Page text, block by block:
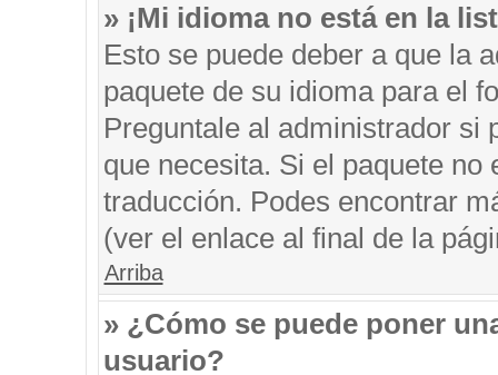
» ¡Mi idioma no está en la
Esto se puede deber a que la
paquete de su idioma para el
Preguntale al administrador si
que necesita. Si el paquete
traducción. Podes encontrar
(ver el enlace al final de la
Arriba
» ¿Cómo se puede poner
usuario?